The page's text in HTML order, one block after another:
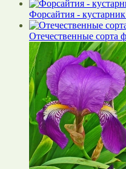
Форсайтия -
Отечественные сорта